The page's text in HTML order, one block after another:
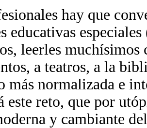
hay que
educativas
leerles
a teatros, a la
más normalizada e
este reto, que por
y cambiante